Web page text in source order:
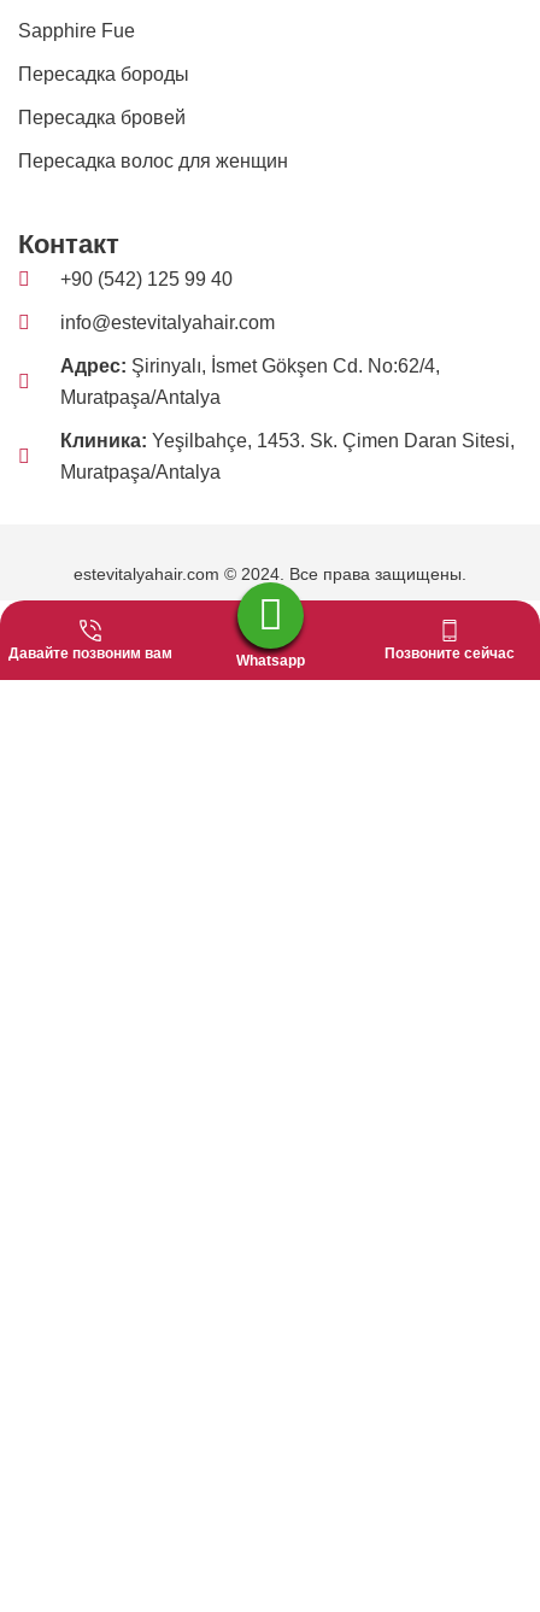
Sapphire Fue
Пересадка бороды
Пересадка бровей
Пересадка волос для женщин
Контакт
+90 (542) 125 99 40
info@estevitalyahair.com
Адрес: Şirinyalı, İsmet Gökşen Cd. No:62/4,
Muratpaşa/Antalya
Клиника: Yeşilbahçe, 1453. Sk. Çimen Daran Sitesi,
Muratpaşa/Antalya
estevitalyahair.com © 2024. Все права защищены.
Давайте позвоним вам Whatsapp Позвоните сейчас